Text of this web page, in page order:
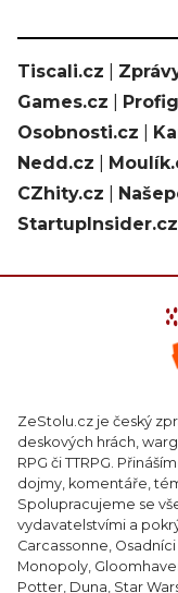
Tiscali.cz
Games.cz
Osobnosti.cz
Nedd.cz
CZhity.cz
StartupInsider.cz
ZeStolu.cz je český
deskových hrách,
RPG či TTRPG.
dojmy, komentáře,
Spolupracujeme se
vydavatelstvími a
Carcassonne,
Monopoly,
Potter, Duna, Star